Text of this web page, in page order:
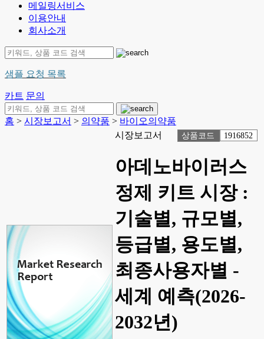
메일링서비스
이용안내
회사소개
샘플 요청 목록
카트 문의
홈 > 시장보고서 > 의약품 > 바이오의약품
시장보고서
상품코드 1916852
아데노바이러스
정제 키트 시장 :
기술별, 규모별,
등급별, 용도별,
최종사용자별 -
세계 예측(2026-
2032년)